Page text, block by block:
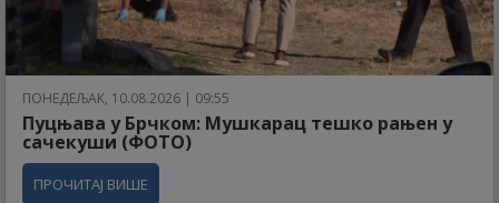
ПОНЕДЕЉАК, 10.08.2026 | 09:55
Пуцњава у Брчком: Мушкарац тешко рањен у
сачекуши (ФОТО)
ПРОЧИТАЈ ВИШЕ